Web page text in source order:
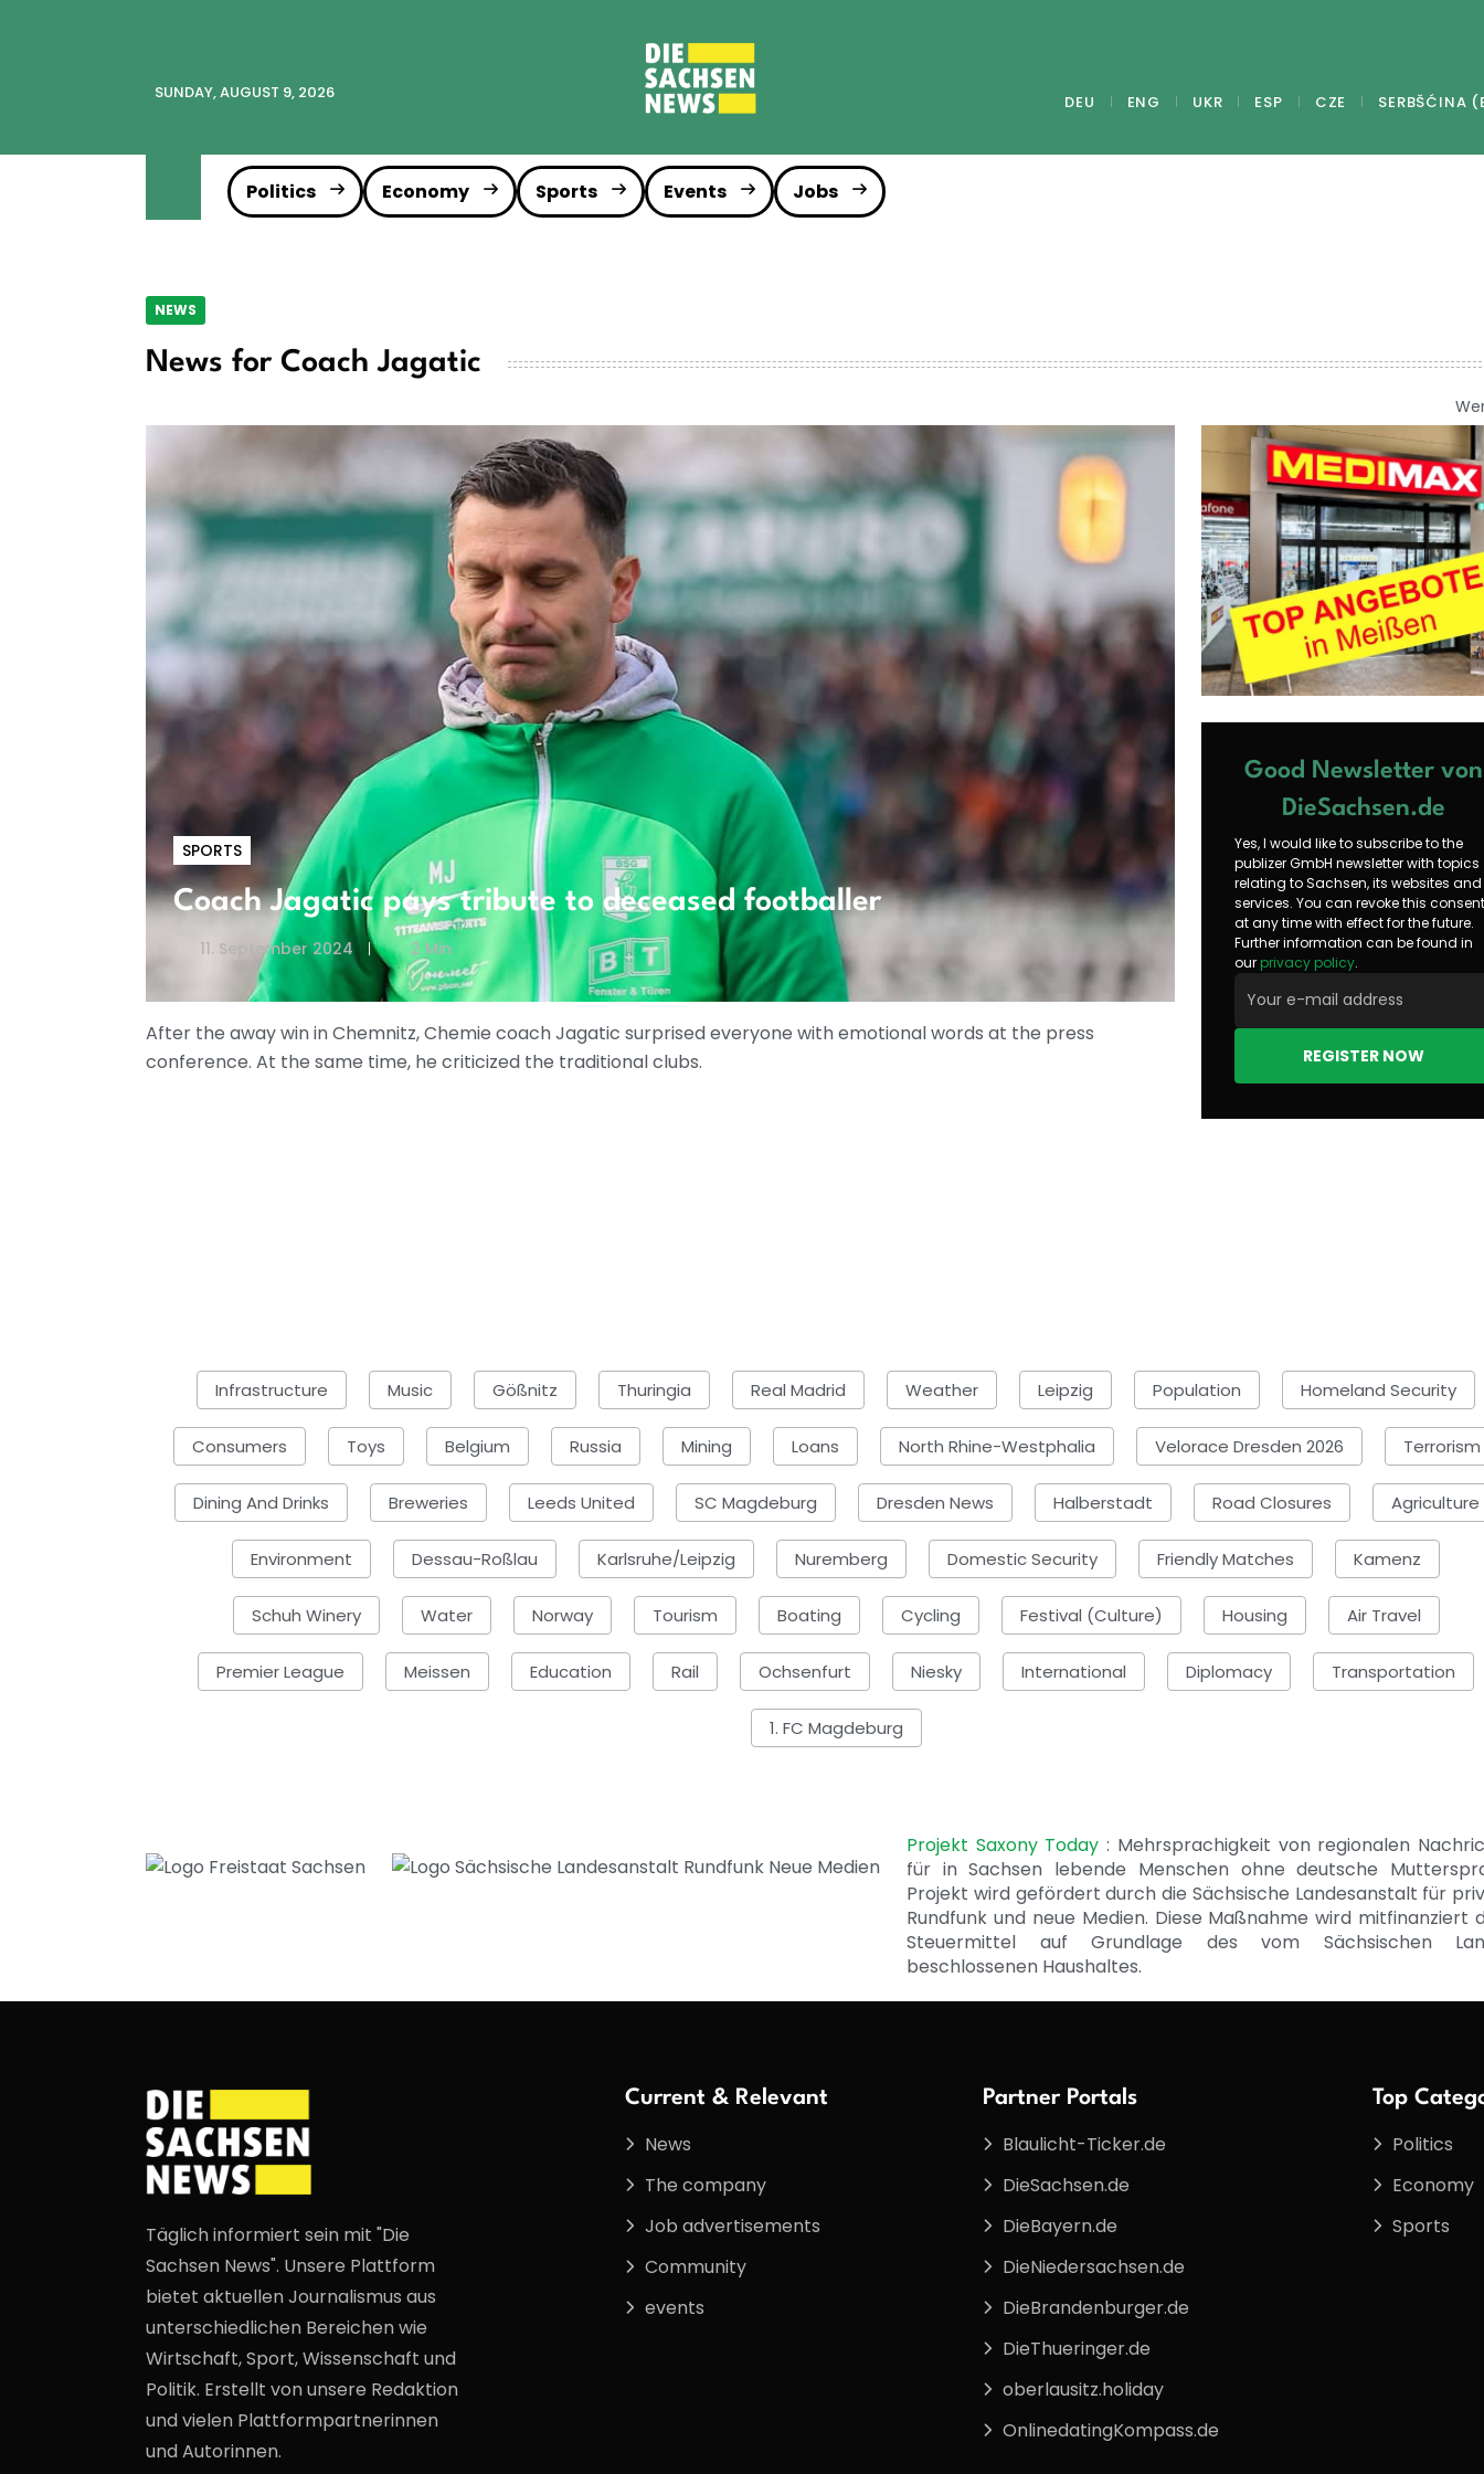
SUNDAY, AUGUST 9, 2026 DEU ENG UKR ESP CZE SERBŠĆINA
Politics Economy Sports Events Jobs
NEWS
News for Coach Jagatic
SPORTS
Coach Jagatic pays tribute to deceased footballer
11. September 2024 2 Min
After the away win in Chemnitz, Chemie coach Jagatic surprised everyone with emotional words at the press
conference. At the same time, he criticized the traditional clubs.
Good Newsletter von
DieSachsen.de
Yes, I would like to subscribe to the
publizer GmbH newsletter with topics
relating to Sachsen, its websites and
services. You can revoke this consent
at any time with effect for the future.
Further information can be found in
our privacy policy.
REGISTER NOW
Infrastructure Music Gößnitz Thuringia Real Madrid Weather Leipzig Population Homeland Security
Consumers Toys Belgium Russia Mining Loans North Rhine-Westphalia Velorace Dresden 2026 Terrorism
Dining And Drinks Breweries Leeds United SC Magdeburg Dresden News Halberstadt Road Closures Agriculture
Environment Dessau-Roßlau Karlsruhe/Leipzig Nuremberg Domestic Security Friendly Matches Kamenz
Schuh Winery Water Norway Tourism Boating Cycling Festival (Culture) Housing Air Travel
Premier League Meissen Education Rail Ochsenfurt Niesky International Diplomacy Transportation
1. FC Magdeburg
Projekt Saxony Today: Mehrsprachigkeit von regionalen
für in Sachsen lebende Menschen ohne deutsche
Projekt wird gefördert durch die Sächsische Landesanstalt für
Rundfunk und neue Medien. Diese Maßnahme wird mitfinanziert
Steuermittel auf Grundlage des vom Sächsischen
beschlossenen Haushaltes.
Täglich informiert sein mit "Die
Sachsen News". Unsere Plattform
bietet aktuellen Journalismus aus
unterschiedlichen Bereichen wie
Wirtschaft, Sport, Wissenschaft und
Politik. Erstellt von unsere Redaktion
und vielen Plattformpartnerinnen
und Autorinnen.
Current & Relevant
News
The company
Job advertisements
Community
events
Partner Portals
Blaulicht-Ticker.de
DieSachsen.de
DieBayern.de
DieNiedersachsen.de
DieBrandenburger.de
DieThueringer.de
oberlausitz.holiday
OnlinedatingKompass.de
Top
Politics
Economy
Sports